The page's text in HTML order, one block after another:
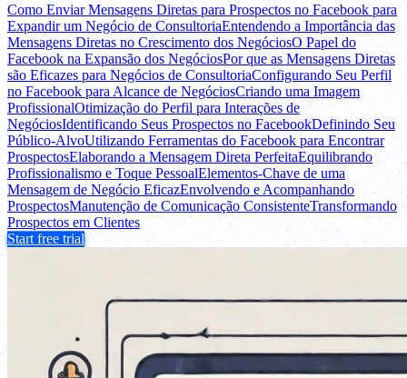
Como Enviar Mensagens Diretas para Prospectos no Facebook para
Expandir um Negócio de ConsultoriaEntendendo a Importância das
Mensagens Diretas no Crescimento dos NegóciosO Papel do
Facebook na Expansão dos NegóciosPor que as Mensagens Diretas
são Eficazes para Negócios de ConsultoriaConfigurando Seu Perfil
no Facebook para Alcance de NegóciosCriando uma Imagem
ProfissionalOtimização do Perfil para Interações de
NegóciosIdentificando Seus Prospectos no FacebookDefinindo Seu
Público-AlvoUtilizando Ferramentas do Facebook para Encontrar
ProspectosElaborando a Mensagem Direta PerfeitaEquilibrando
Profissionalismo e Toque PessoalElementos-Chave de uma
Mensagem de Negócio EficazEnvolvendo e Acompanhando
ProspectosManutenção de Comunicação ConsistenteTransformando
Prospectos em Clientes
Start free trial